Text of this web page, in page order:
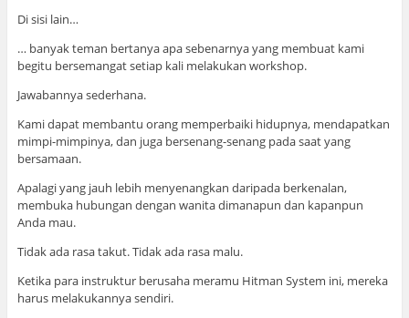
Di sisi lain…
… banyak teman bertanya apa sebenarnya yang membuat kami
begitu bersemangat setiap kali melakukan workshop.
Jawabannya sederhana.
Kami dapat membantu orang memperbaiki hidupnya, mendapatkan
mimpi-mimpinya, dan juga bersenang-senang pada saat yang
bersamaan.
Apalagi yang jauh lebih menyenangkan daripada berkenalan,
membuka hubungan dengan wanita dimanapun dan kapanpun
Anda mau.
Tidak ada rasa takut. Tidak ada rasa malu.
Ketika para instruktur berusaha meramu Hitman System ini, mereka
harus melakukannya sendiri.